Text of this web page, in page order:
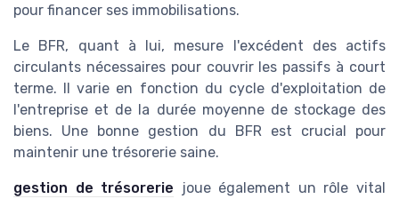
pour financer ses immobilisations.
Le BFR, quant à lui, mesure l'excédent des actifs
circulants nécessaires pour couvrir les passifs à court
terme. Il varie en fonction du cycle d'exploitation de
l'entreprise et de la durée moyenne de stockage des
biens. Une bonne gestion du BFR est crucial pour
maintenir une trésorerie saine.
gestion de trésorerie joue également un rôle vital